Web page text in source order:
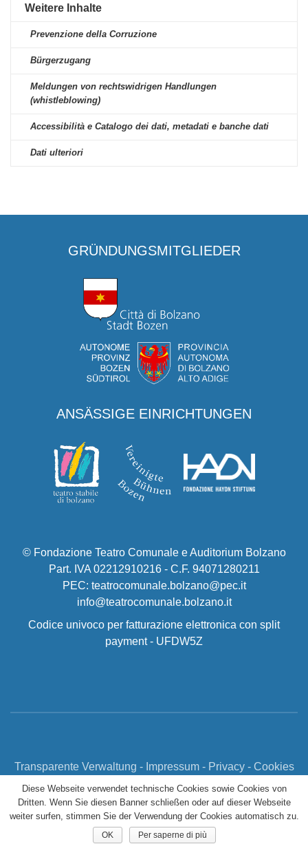
Weitere Inhalte
Prevenzione della Corruzione
Bürgerzugang
Meldungen von rechtswidrigen Handlungen
(whistleblowing)
Accessibilità e Catalogo dei dati, metadati e banche dati
Dati ulteriori
GRÜNDUNGSMITGLIEDER
ANSÄSSIGE EINRICHTUNGEN
© Fondazione Teatro Comunale e Auditorium Bolzano
Part. IVA 02212910216 - C.F. 94071280211
PEC: teatrocomunale.bolzano@pec.it
info@teatrocomunale.bolzano.it
Codice univoco per fatturazione elettronica con split
payment - UFDW5Z
Transparente Verwaltung - Impressum- Privacy- Cookies
Diese Webseite verwendet technische Cookies sowie Cookies von
Dritten. Wenn Sie diesen Banner schließen oder auf dieser Webseite
weiter surfen, stimmen Sie der Verwendung der Cookies automatisch zu.
OK Per saperne di più